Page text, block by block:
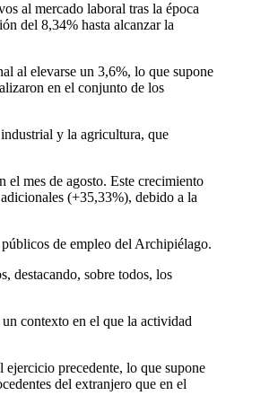
al mercado laboral tras la época
del 8,34% hasta alcanzar la
al elevarse un 3,6%, lo que supone
en el conjunto de los
y la agricultura, que
el mes de agosto. Este crecimiento
(+35,33%), debido a la
de empleo del Archipiélago.
destacando, sobre todos, los
contexto en el que la actividad
precedente, lo que supone
del extranjero que en el